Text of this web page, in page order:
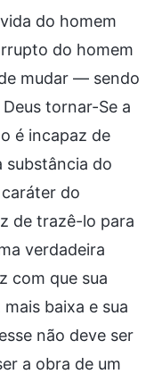
do homem
do homem
mudar — sendo
tornar-Se a
é incapaz de
substância do
do
de trazê-lo para
verdadeira
com que sua
baixa e sua
não deve ser
a obra de um